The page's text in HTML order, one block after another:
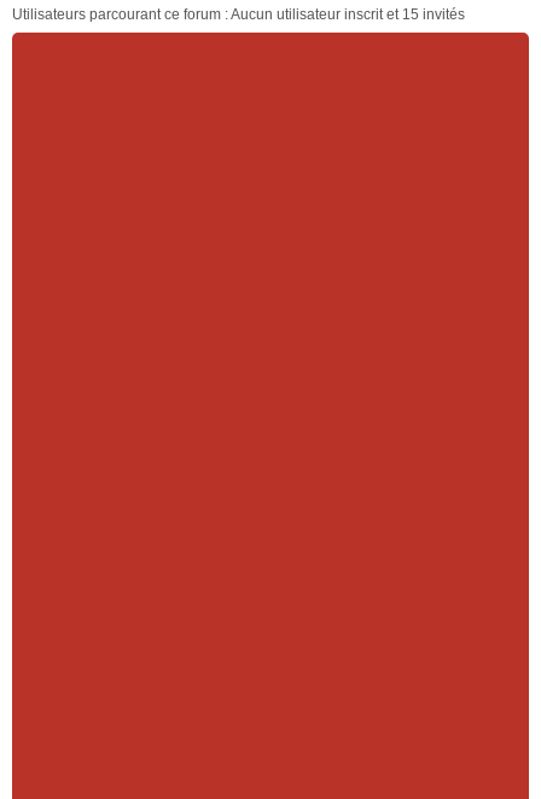
Utilisateurs parcourant ce forum : Aucun utilisateur inscrit et 15 invités